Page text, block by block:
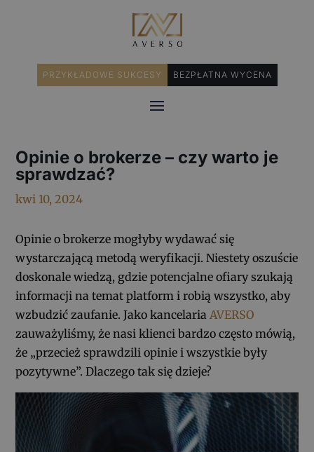
PRZYKŁADOWE SUKCESY BEZPŁATNA WYCENA
Opinie o brokerze – czy warto je
sprawdzać?
kwi 10, 2024
Opinie o brokerze mogłyby wydawać się
wystarczającą metodą weryfikacji. Niestety oszuście
doskonale wiedzą, gdzie potencjalne ofiary szukają
informacji na temat platform i robią wszystko, aby
wzbudzić zaufanie. Jako kancelaria AVERSO
zauważyliśmy, że nasi klienci bardzo często mówią,
że „przecież sprawdzili opinie i wszystkie były
pozytywne”. Dlaczego tak się dzieje?